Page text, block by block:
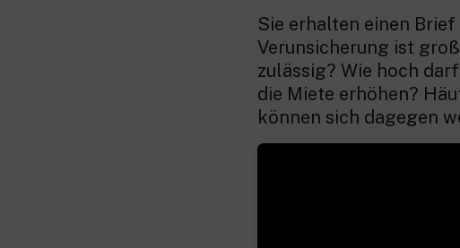
Sie erhalten einen
Verunsicherung ist
zulässig? Wie hoch
die Miete erhöhen?
können sich dagegen